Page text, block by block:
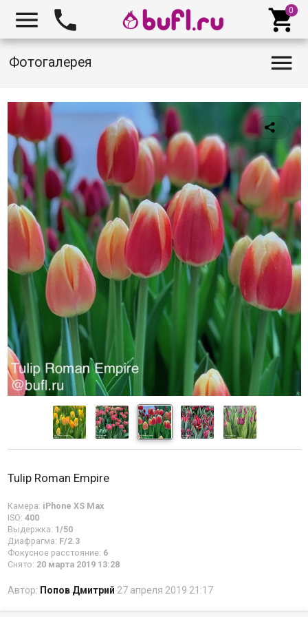
  
Фотогалерея 
Tulip Roman Empire
Камера: iPhone XS Max
ISO: 400
Выдержка: 1/50
Диафрагма: F/2.3
Фокусное расстояние: 6
Снято: 20 марта 2019 13:28
Автор: Попов Дмитрий 27 апреля 2019 21:17